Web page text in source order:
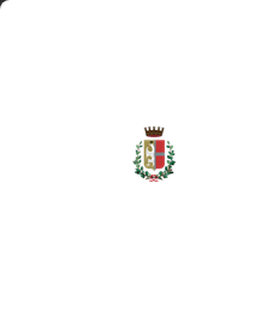
Vai al contenuto principale
Vai alla navigazione del sito
Vai al piede di pagina